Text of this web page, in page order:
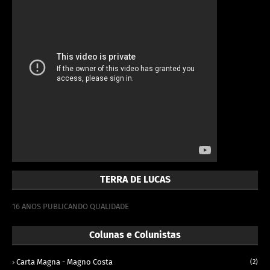
TERRA DE LUCAS
16 ANOS PUBLICANDO QUALIDADE
Colunas e Colunistas
Carta Magna - Magno Costa (2)